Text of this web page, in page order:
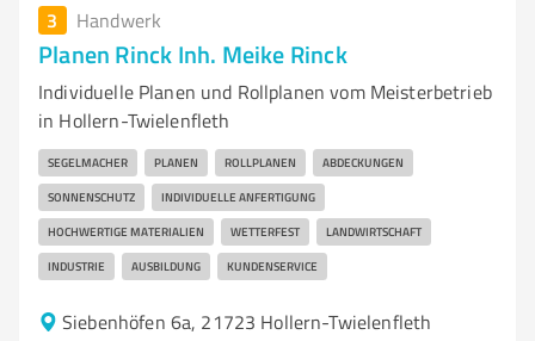
3 Handwerk
Planen Rinck Inh. Meike Rinck
Individuelle Planen und Rollplanen vom Meisterbetrieb
in Hollern-Twielenfleth
SEGELMACHER PLANEN ROLLPLANEN ABDECKUNGEN
SONNENSCHUTZ INDIVIDUELLE ANFERTIGUNG
HOCHWERTIGE MATERIALIEN WETTERFEST LANDWIRTSCHAFT
INDUSTRIE AUSBILDUNG KUNDENSERVICE
Siebenhöfen 6a, 21723 Hollern-Twielenfleth